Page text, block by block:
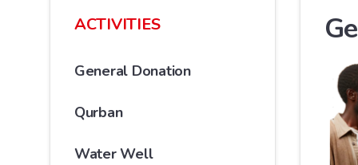
ACTIVITIES
General Donation
Qurban
Water Well